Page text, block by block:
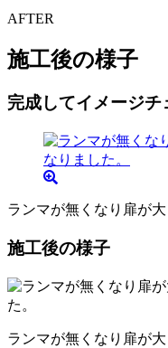
AFTER
施工後の様子
完成してイメージチ
ランマが無くなり扉が
施工後の様子
ランマが無くなり扉が